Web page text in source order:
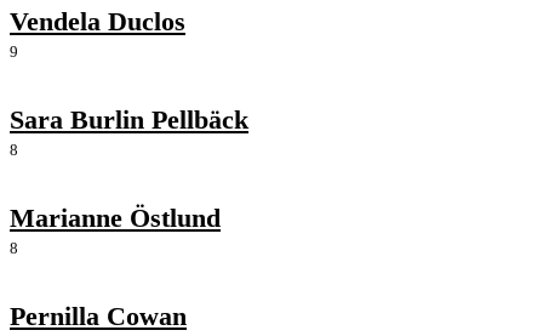
Vendela Duclos
9
Sara Burlin Pellbäck
8
Marianne Östlund
8
Pernilla Cowan